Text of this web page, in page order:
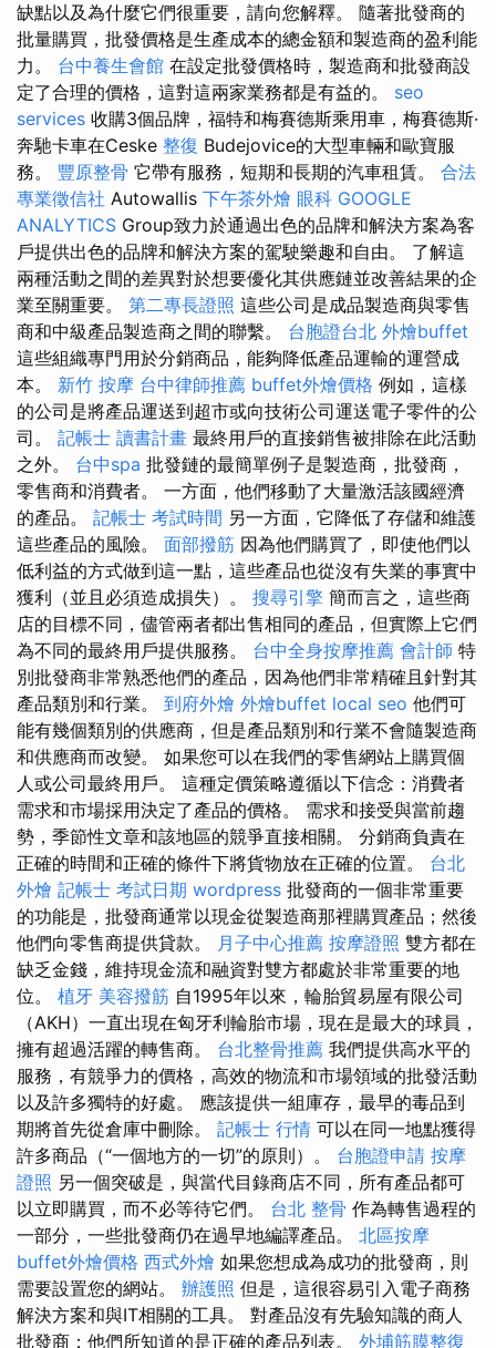
缺點以及為什麼它們很重要，請向您解釋。 隨著批發商的
批量購買，批發價格是生產成本的總金額和製造商的盈利能
力。 台中養生會館 在設定批發價格時，製造商和批發商設
定了合理的價格，這對這兩家業務都是有益的。 seo
services 收購3個品牌，福特和梅賽德斯乘用車，梅賽德斯·
奔馳卡車在Ceske 整復 Budejovice的大型車輛和歐寶服
務。 豐原整骨 它帶有服務，短期和長期的汽車租賃。 合法
專業徵信社 Autowallis 下午茶外燴 眼科 GOOGLE
ANALYTICS Group致力於通過出色的品牌和解決方案為客
戶提供出色的品牌和解決方案的駕駛樂趣和自由。 了解這
兩種活動之間的差異對於想要優化其供應鏈並改善結果的企
業至關重要。 第二專長證照 這些公司是成品製造商與零售
商和中級產品製造商之間的聯繫。 台胞證台北 外燴buffet
這些組織專門用於分銷商品，能夠降低產品運輸的運營成
本。 新竹 按摩 台中律師推薦 buffet外燴價格 例如，這樣
的公司是將產品運送到超市或向技術公司運送電子零件的公
司。 記帳士 讀書計畫 最終用戶的直接銷售被排除在此活動
之外。 台中spa 批發鏈的最簡單例子是製造商，批發商，
零售商和消費者。 一方面，他們移動了大量激活該國經濟
的產品。 記帳士 考試時間 另一方面，它降低了存儲和維護
這些產品的風險。 面部撥筋 因為他們購買了，即使他們以
低利益的方式做到這一點，這些產品也從沒有失業的事實中
獲利（並且必須造成損失）。 搜尋引擎 簡而言之，這些商
店的目標不同，儘管兩者都出售相同的產品，但實際上它們
為不同的最終用戶提供服務。 台中全身按摩推薦 會計師 特
別批發商非常熟悉他們的產品，因為他們非常精確且針對其
產品類別和行業。 到府外燴 外燴buffet local seo 他們可
能有幾個類別的供應商，但是產品類別和行業不會隨製造商
和供應商而改變。 如果您可以在我們的零售網站上購買個
人或公司最終用戶。 這種定價策略遵循以下信念：消費者
需求和市場採用決定了產品的價格。 需求和接受與當前趨
勢，季節性文章和該地區的競爭直接相關。 分銷商負責在
正確的時間和正確的條件下將貨物放在正確的位置。 台北
外燴 記帳士 考試日期 wordpress 批發商的一個非常重要
的功能是，批發商通常以現金從製造商那裡購買產品；然後
他們向零售商提供貸款。 月子中心推薦 按摩證照 雙方都在
缺乏金錢，維持現金流和融資對雙方都處於非常重要的地
位。 植牙 美容撥筋 自1995年以來，輪胎貿易屋有限公司
（AKH）一直出現在匈牙利輪胎市場，現在是最大的球員，
擁有超過活躍的轉售商。 台北整骨推薦 我們提供高水平的
服務，有競爭力的價格，高效的物流和市場領域的批發活動
以及許多獨特的好處。 應該提供一組庫存，最早的毒品到
期將首先從倉庫中刪除。 記帳士 行情 可以在同一地點獲得
許多商品（“一個地方的一切”的原則）。 台胞證申請 按摩
證照 另一個突破是，與當代目錄商店不同，所有產品都可
以立即購買，而不必等待它們。 台北 整骨 作為轉售過程的
一部分，一些批發商仍在過早地編譯產品。 北區按摩
buffet外燴價格 西式外燴 如果您想成為成功的批發商，則
需要設置您的網站。 辦護照 但是，這很容易引入電子商務
解決方案和與IT相關的工具。 對產品沒有先驗知識的商人
批發商；他們所知道的是正確的產品列表。 外埔筋膜整復